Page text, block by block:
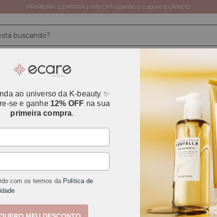
PRIMEIRA COMPRA | 10% OFF usando o cupom ECARE10
Tipos de Pele Necessidades da Pele
Avaliações
ao universo da K-beauty ✨
se e ganhe 12% OFF na sua
primeira compra.
com os termos da Política de